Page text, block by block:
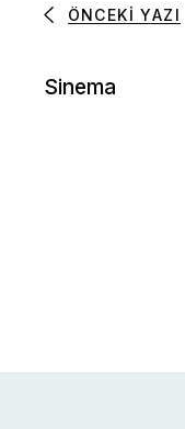
ÖNCEKI YAZI
Sinema